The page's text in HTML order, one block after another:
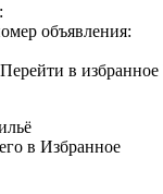
объявления:
Перейти в избранное
в Избранное